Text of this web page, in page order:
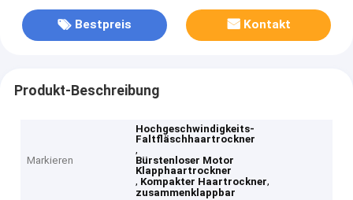
Bestpreis Kontakt
Produkt-Beschreibung
Markieren
Hochgeschwindigkeits-
Faltfläschhaartrockner
,
Bürstenloser Motor
Klapphaartrockner
, Kompakter Haartrockner,
zusammenklappbar